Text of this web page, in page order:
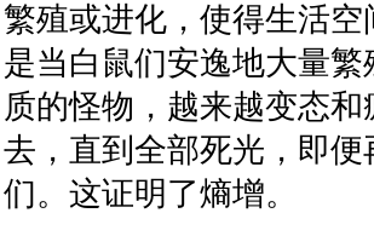
繁殖或进化，使得生活
是当白鼠们安逸地大量
质的怪物，越来越变态
去，直到全部死光，即
们。这证明了熵增。